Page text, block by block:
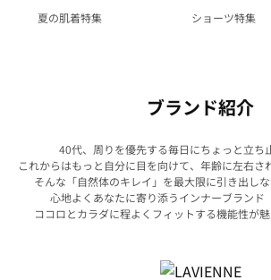
夏の肌着特集
ショーツ特集
ブランド紹介
40代、周りを優先する毎日にちょっと立ち
これからはもっと自分に目を向けて、年齢に左右さ
そんな「自然体のキレイ」を最大限に引き出しな
心地よくあなたに寄り添うインナーブランド
ココロとカラダに程よくフィットする機能性が魅